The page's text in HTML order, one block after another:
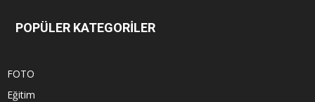
POPÜLER KATEGORİLER
FOTO
Eğitim